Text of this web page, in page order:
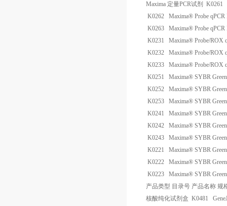
Maxima 定量PCR试剂 K0261
K0262
Maxima® Probe
K0263
Maxima® Probe
K0231
Maxima® Probe/ROX
K0232
Maxima® Probe/ROX
K0233
Maxima® Probe/ROX
K0251
Maxima® SYBR
K0252
Maxima® SYBR
K0253
Maxima® SYBR
K0241
Maxima® SYBR
K0242
Maxima® SYBR
K0243
Maxima® SYBR
K0221
Maxima® SYBR
K0222
Maxima® SYBR
K0223
Maxima® SYBR
产品类型 目录号 产品名称 规
核酸纯化试剂盒 K0481